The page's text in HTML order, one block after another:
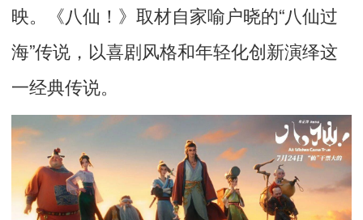
映。
《八仙！》 取材自家喻户晓的“八仙过
海”传说，以喜剧风格和年轻化创新演绎这
一经典传说。